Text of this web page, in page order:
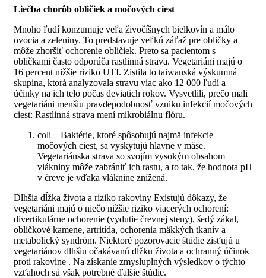
Liečba chorôb obličiek a močových ciest
Mnoho ľudí konzumuje veľa živočíšnych bielkovín a málo
ovocia a zeleniny. To predstavuje veľkú záťaž pre obličky a
môže zhoršiť ochorenie obličiek. Preto sa pacientom s
obličkami často odporúča rastlinná strava. Vegetariáni majú o
16 percent nižšie riziko UTI. Zistila to taiwanská výskumná
skupina, ktorá analyzovala stravu viac ako 12 000 ľudí a
účinky na ich telo počas deviatich rokov. Vysvetlili, prečo mali
vegetariáni menšiu pravdepodobnosť vzniku infekcií močových
ciest: Rastlinná strava mení mikrobiálnu flóru.
coli – Baktérie, ktoré spôsobujú najmä infekcie
močových ciest, sa vyskytujú hlavne v mäse.
Vegetariánska strava so svojím vysokým obsahom
vlákniny môže zabrániť ich rastu, a to tak, že hodnota pH
v čreve je vďaka vláknine znížená.
Dlhšia dĺžka života a riziko rakoviny Existujú dôkazy, že
vegetariáni majú o niečo nižšie riziko viacerých ochorení:
divertikulárne ochorenie (vydutie črevnej steny), šedý zákal,
obličkové kamene, artritída, ochorenia mäkkých tkanív a
metabolický syndróm. Niektoré pozorovacie štúdie zisťujú u
vegetariánov dlhšiu očakávanú dĺžku života a ochranný účinok
proti rakovine . Na získanie zmysluplných výsledkov o týchto
vzťahoch sú však potrebné ďalšie štúdie.